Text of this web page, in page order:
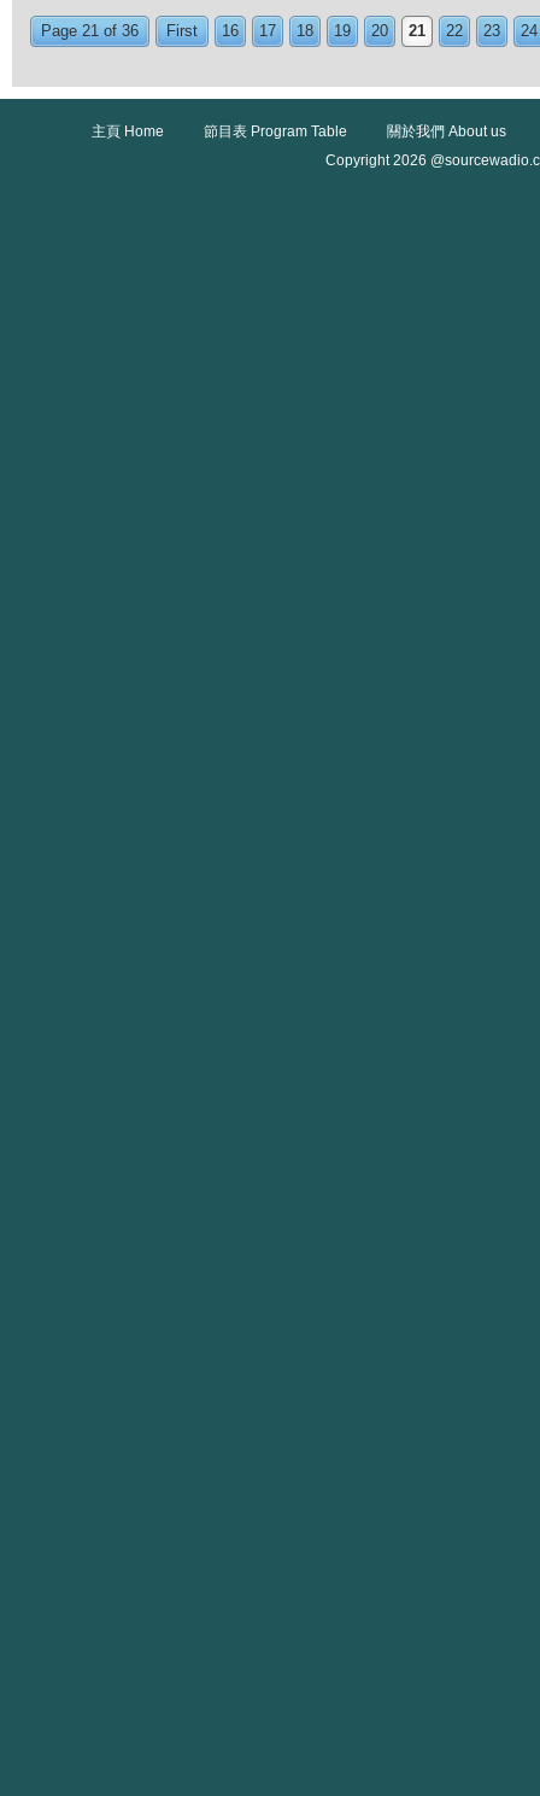
Page 21 of 36 First 16 17 18 19 20 21 22 23 24
主頁 Home 節目表 Program Table
關於我們 About us
Copyright 2026